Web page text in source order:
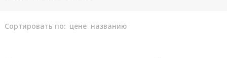
Сортировать по: цене названию